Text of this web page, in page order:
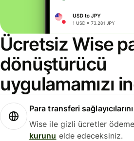
Ücretsiz Wise
dönüştürücü
uygulamamızı
Para transferi sağlayıcılarını
Wise ile gizli ücretler
kurunu elde edeceksiniz.